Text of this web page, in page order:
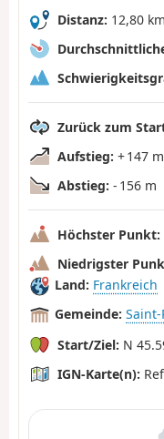
Distanz: 12,80 km
Zurück zum
Aufstieg: + 147 m
Abstieg: - 156 m
Höchster Punkt:
Niedrigster
Land: Frankreich
Gemeinde:
Start/Ziel: N
IGN-Karte(n):